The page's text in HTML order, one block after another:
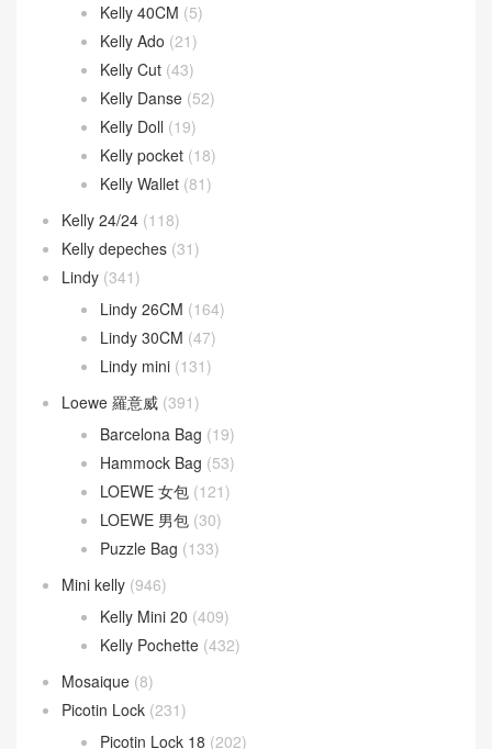
Kelly 40CM (5)
Kelly Ado (21)
Kelly Cut (43)
Kelly Danse (52)
Kelly Doll (19)
Kelly pocket (18)
Kelly Wallet (81)
Kelly 24/24 (118)
Kelly depeches (31)
Lindy (341)
Lindy 26CM (164)
Lindy 30CM (47)
Lindy mini (131)
Loewe 羅意威 (391)
Barcelona Bag (19)
Hammock Bag (53)
LOEWE 女包 (121)
LOEWE 男包 (30)
Puzzle Bag (133)
Mini kelly (946)
Kelly Mini 20 (409)
Kelly Pochette (432)
Mosaique (8)
Picotin Lock (231)
Picotin Lock 18 (202)